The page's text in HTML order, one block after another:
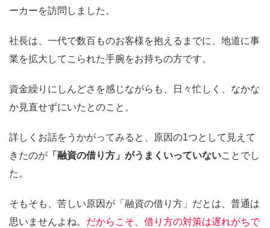
ーカーを訪問しました。
社長は、一代で数百ものお客様を抱えるまでに、地道に事
業を拡大してこられた手腕をお持ちの方です。
資金繰りにしんどさを感じながらも、日々忙しく、なかな
か見直せずにいたとのこと。
詳しくお話をうかがってみると、原因の1つとして見えて
きたのが 「融資の借り方」がうまくいっていないことでし
た。
そもそも、苦しい原因が「融資の借り方」だとは、普通は
思いませんよね。 だからこそ、借り方の対策は遅れがちで